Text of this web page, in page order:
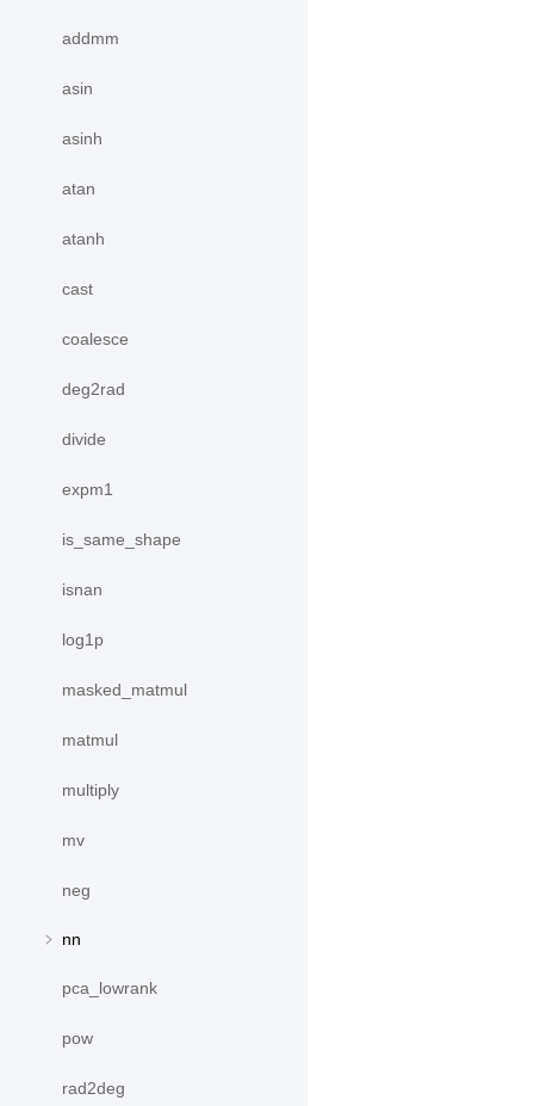
addmm
asin
asinh
atan
atanh
cast
coalesce
deg2rad
divide
expm1
is_same_shape
isnan
log1p
masked_matmul
matmul
multiply
mv
neg
nn
pca_lowrank
pow
rad2deg